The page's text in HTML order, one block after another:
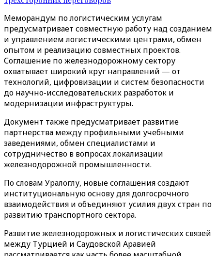
Меморандум по логистическим услугам
предусматривает совместную работу над созданием
и управлением логистическими центрами, обмен
опытом и реализацию совместных проектов.
Соглашение по железнодорожному сектору
охватывает широкий круг направлений — от
технологий, цифровизации и систем безопасности
до научно-исследовательских разработок и
модернизации инфраструктуры.
Документ также предусматривает развитие
партнерства между профильными учебными
заведениями, обмен специалистами и
сотрудничество в вопросах локализации
железнодорожной промышленности.
По словам Уралоглу, новые соглашения создают
институциональную основу для долгосрочного
взаимодействия и объединяют усилия двух стран по
развитию транспортного сектора.
Развитие железнодорожных и логистических связей
между Турцией и Саудовской Аравией